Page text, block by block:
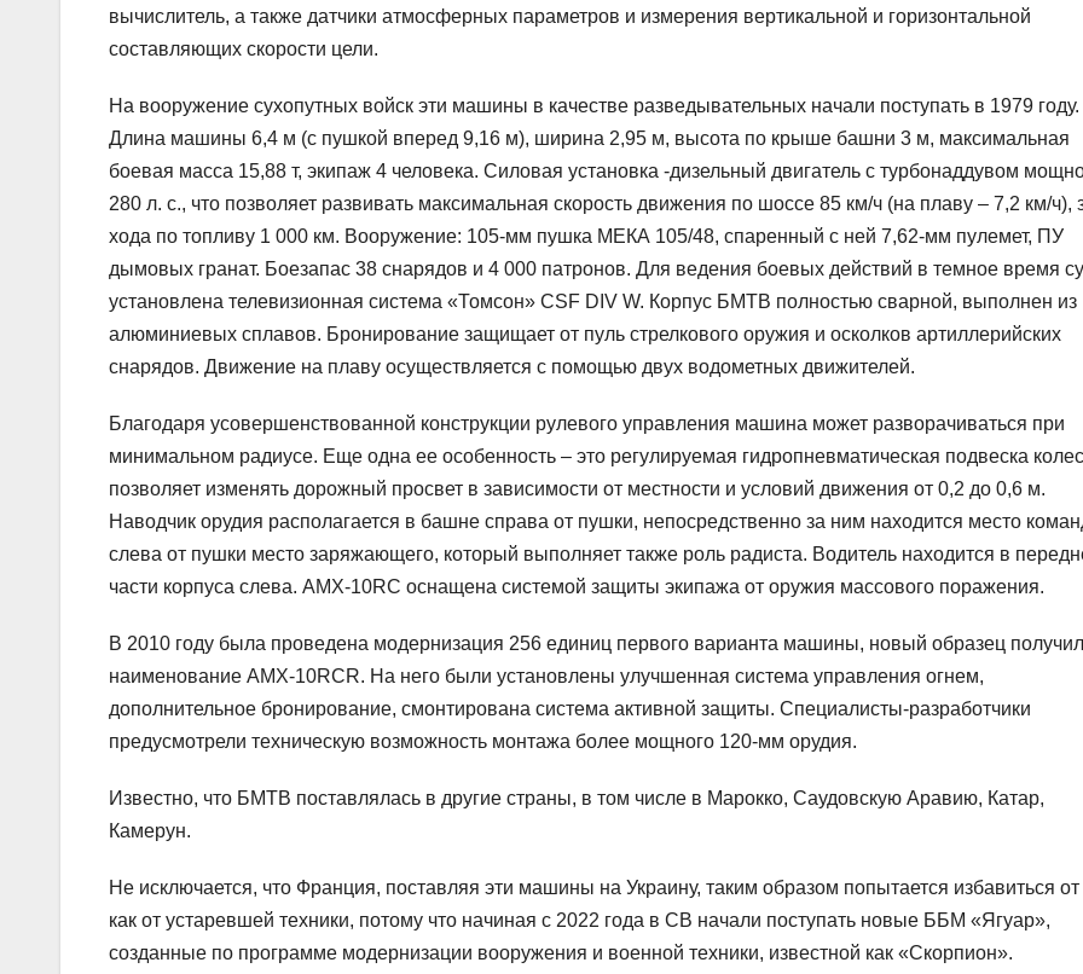
вычислитель, а также датчики атмосферных параметров и измерения вертикальной и горизонтальной
составляющих скорости цели.
На вооружение сухопутных войск эти машины в качестве разведывательных начали поступать в 1979 году.
Длина машины 6,4 м (с пушкой вперед 9,16 м), ширина 2,95 м, высота по крыше башни 3 м, максимальная
боевая масса 15,88 т, экипаж 4 человека. Силовая установка -дизельный двигатель с турбонаддувом
280 л. с., что позволяет развивать максимальная скорость движения по шоссе 85 км/ч (на плаву – 7,2 км/ч),
хода по топливу 1 000 км. Вооружение: 105-мм пушка МЕКА 105/48, спаренный с ней 7,62-мм пулемет, ПУ
дымовых гранат. Боезапас 38 снарядов и 4 000 патронов. Для ведения боевых действий в темное время
установлена телевизионная система «Томсон» CSF DIV W. Корпус БМТВ полностью сварной, выполнен из
алюминиевых сплавов. Бронирование защищает от пуль стрелкового оружия и осколков артиллерийских
снарядов. Движение на плаву осуществляется с помощью двух водометных движителей.
Благодаря усовершенствованной конструкции рулевого управления машина может разворачиваться при
минимальном радиусе. Еще одна ее особенность – это регулируемая гидропневматическая подвеска
позволяет изменять дорожный просвет в зависимости от местности и условий движения от 0,2 до 0,6 м.
Наводчик орудия располагается в башне справа от пушки, непосредственно за ним находится место
слева от пушки место заряжающего, который выполняет также роль радиста. Водитель находится в
части корпуса слева. AMX-10RC оснащена системой защиты экипажа от оружия массового поражения.
В 2010 году была проведена модернизация 256 единиц первого варианта машины, новый образец получил
наименование AMX-10RCR. На него были установлены улучшенная система управления огнем,
дополнительное бронирование, смонтирована система активной защиты. Специалисты-разработчики
предусмотрели техническую возможность монтажа более мощного 120-мм орудия.
Известно, что БМТВ поставлялась в другие страны, в том числе в Марокко, Саудовскую Аравию, Катар,
Камерун.
Не исключается, что Франция, поставляя эти машины на Украину, таким образом попытается избавиться от
как от устаревшей техники, потому что начиная с 2022 года в СВ начали поступать новые ББМ «Ягуар»,
созданные по программе модернизации вооружения и военной техники, известной как «Скорпион».